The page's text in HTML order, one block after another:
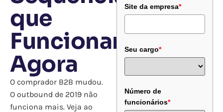
que
Funcionam
Agora
O comprador B2B mudou.
O outbound de 2019 não
funciona mais. Veja ao
Site da empresa*
Seu cargo*
Número de
funcionários*